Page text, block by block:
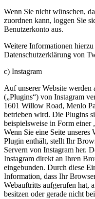
Wenn Sie nicht wünschen,
zuordnen kann, loggen Sie
Benutzerkonto aus.
Weitere Informationen
Datenschutzerklärung von
c) Instagram
Auf unserer Website werden
(„Plugins“) von Instagram
1601 Willow Road, Menlo
betrieben wird. Die Plugins
beispielsweise in Form einer
Wenn Sie eine Seite
Plugin enthält, stellt Ihr
Servern von Instagram her.
Instagram direkt an Ihren
eingebunden. Durch diese
Information, dass Ihr
Webauftritts aufgerufen hat,
besitzen oder gerade nicht